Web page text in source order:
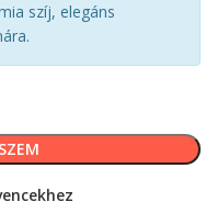
szíj, elegáns